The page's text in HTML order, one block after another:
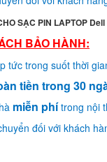
SẠC PIN LAPTOP
BẢO HÀNH:
tức trong suốt thời
tiền trong 30
miễn phítrong nội
đối với khách